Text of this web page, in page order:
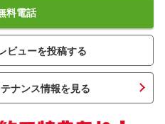
料電話
ビューを投稿する
ナンス情報を見る